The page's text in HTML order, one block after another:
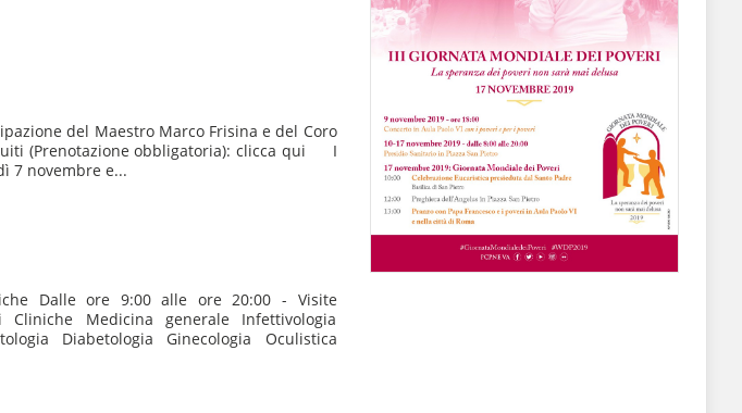
del Maestro Marco Frisina e del Coro
(Prenotazione obbligatoria): clicca qui I
7 novembre e...
Dalle ore 9:00 alle ore 20:00 - Visite
Medicina generale Infettivologia
Diabetologia Ginecologia Oculistica